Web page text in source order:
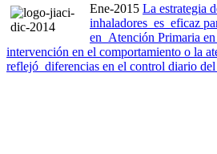
Ene-2015 La estrategia
inhaladores es eficaz
en Atención Primaria
intervención en el comportamiento o la
reflejó diferencias en el control diario del